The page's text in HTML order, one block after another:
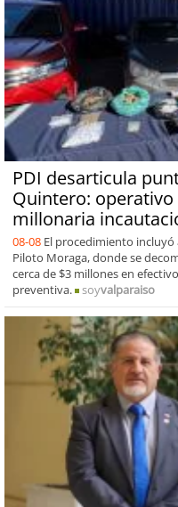
PDI desarticula
Quintero:
millonaria
08-08 El procedimiento
Piloto Moraga, donde se
cerca de $3 millones en
preventiva.
soyvalparaiso